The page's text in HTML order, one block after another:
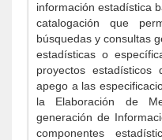
información estadística
catalogación que
búsquedas y consultas
estadísticas o
proyectos estadísticos
apego a las
la Elaboración de
generación de
componentes